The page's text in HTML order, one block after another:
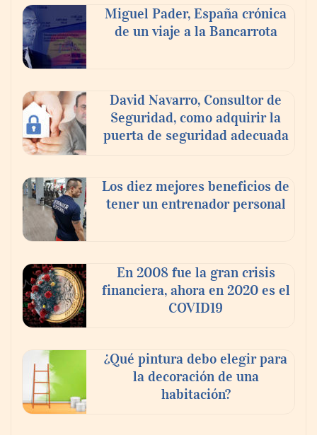
Toro Tapas inaugura su Raw Bar: una
experiencia desde mediodía hasta el
anochecer con cocina abierta
Miguel Pader, España crónica
de un viaje a la Bancarrota
David Navarro, Consultor de
Seguridad, como adquirir la
puerta de seguridad adecuada
Los diez mejores beneficios de
tener un entrenador personal
En 2008 fue la gran crisis
financiera, ahora en 2020 es el
COVID19
¿Qué pintura debo elegir para
la decoración de una
habitación?